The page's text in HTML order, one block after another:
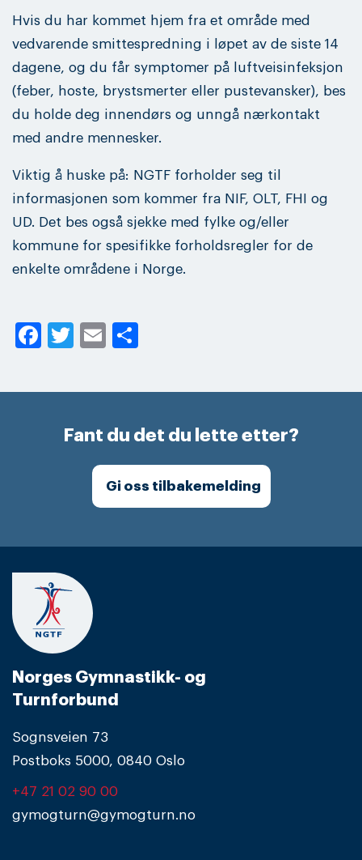
Hvis du har kommet hjem fra et område med
vedvarende smittespredning i løpet av de siste 14
dagene, og du får symptomer på luftveisinfeksjon
(feber, hoste, brystsmerter eller pustevansker), bes
du holde deg innendørs og unngå nærkontakt
med andre mennesker.
Viktig å huske på: NGTF forholder seg til
informasjonen som kommer fra NIF, OLT, FHI og
UD. Det bes også sjekke med fylke og/eller
kommune for spesifikke forholdsregler for de
enkelte områdene i Norge.
Facebook
Twitter
Email
Fant du det du lette etter?
Gi oss tilbakemelding
Norges Gymnastikk- og
Turnforbund
Sognsveien 73
Postboks 5000, 0840 Oslo
+47 21 02 90 00
gymogturn@gymogturn.no